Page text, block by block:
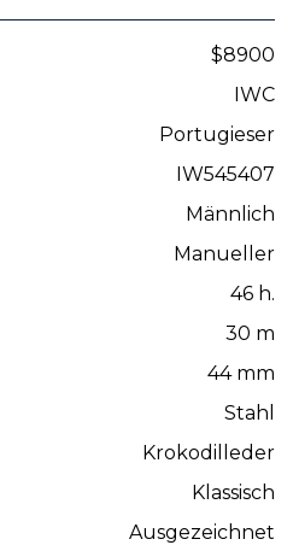
$8900
IWC
Portugieser
IW545407
Männlich
Manueller
46 h.
30 m
44 mm
Stahl
Krokodilleder
Klassisch
Ausgezeichnet